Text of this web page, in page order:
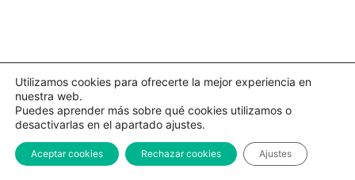
Utilizamos cookies para ofrecerte la mejor experiencia en
nuestra web.
Puedes aprender más sobre qué cookies utilizamos o
desactivarlas en el apartado ajustes.
Aceptar cookies Rechazar cookies Ajustes